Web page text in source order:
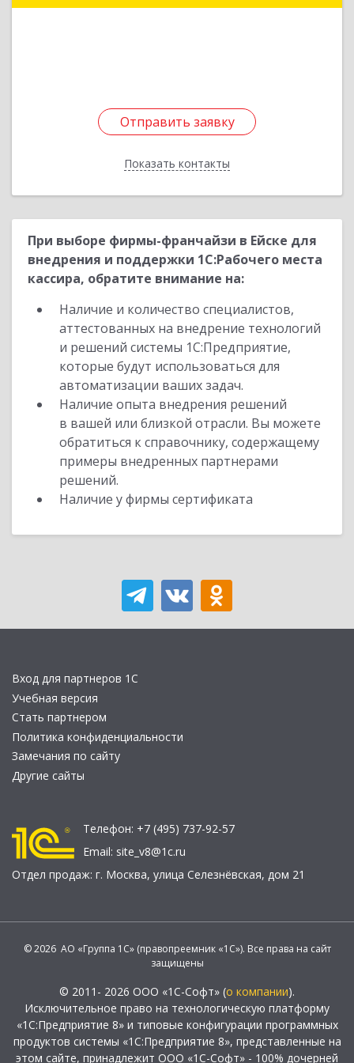
Отправить заявку
Показать контакты
Отправить заявку
Назад
При выборе фирмы-франчайзи в Ейске для
внедрения и поддержки 1С:Рабочего места
кассира, обратите внимание на:
Наличие и количество специалистов,
аттестованных на внедрение технологий
и решений системы 1С:Предприятие,
которые будут использоваться для
автоматизации ваших задач.
Наличие опыта внедрения решений
в вашей или близкой отрасли. Вы можете
обратиться к справочнику, содержащему
примеры внедренных партнерами
решений.
Наличие у фирмы сертификата
Вход для партнеров 1С
Учебная версия
Стать партнером
Политика конфиденциальности
Замечания по сайту
Другие сайты
Телефон: +7 (495) 737-92-57
Email: site_v8@1c.ru
Отдел продаж: г. Москва, улица Селезнёвская, дом 21
© 2026 АО «Группа 1С» (правопреемник «1С»). Все права на сайт
защищены
© 2011- 2026 ООО «1С-Софт» (о компании).
Исключительное право на технологическую платформу
«1С:Предприятие 8» и типовые конфигурации программных
продуктов системы «1С:Предприятие 8», представленные на
этом сайте, принадлежит ООО «1С-Софт» - 100% дочерней